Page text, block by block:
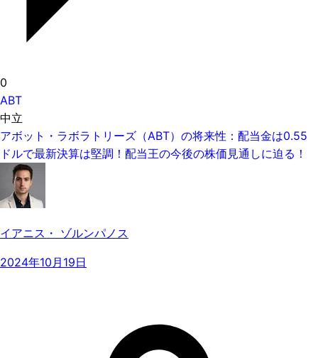
0
ABT
中立
アボット・ラボラトリーズ（ABT）の将来性：配当金は0.55
ドルで最新決算は堅調！配当王の今後の株価見通しに迫る！
イアニス・ ゾルンパノス
2024年10月19日